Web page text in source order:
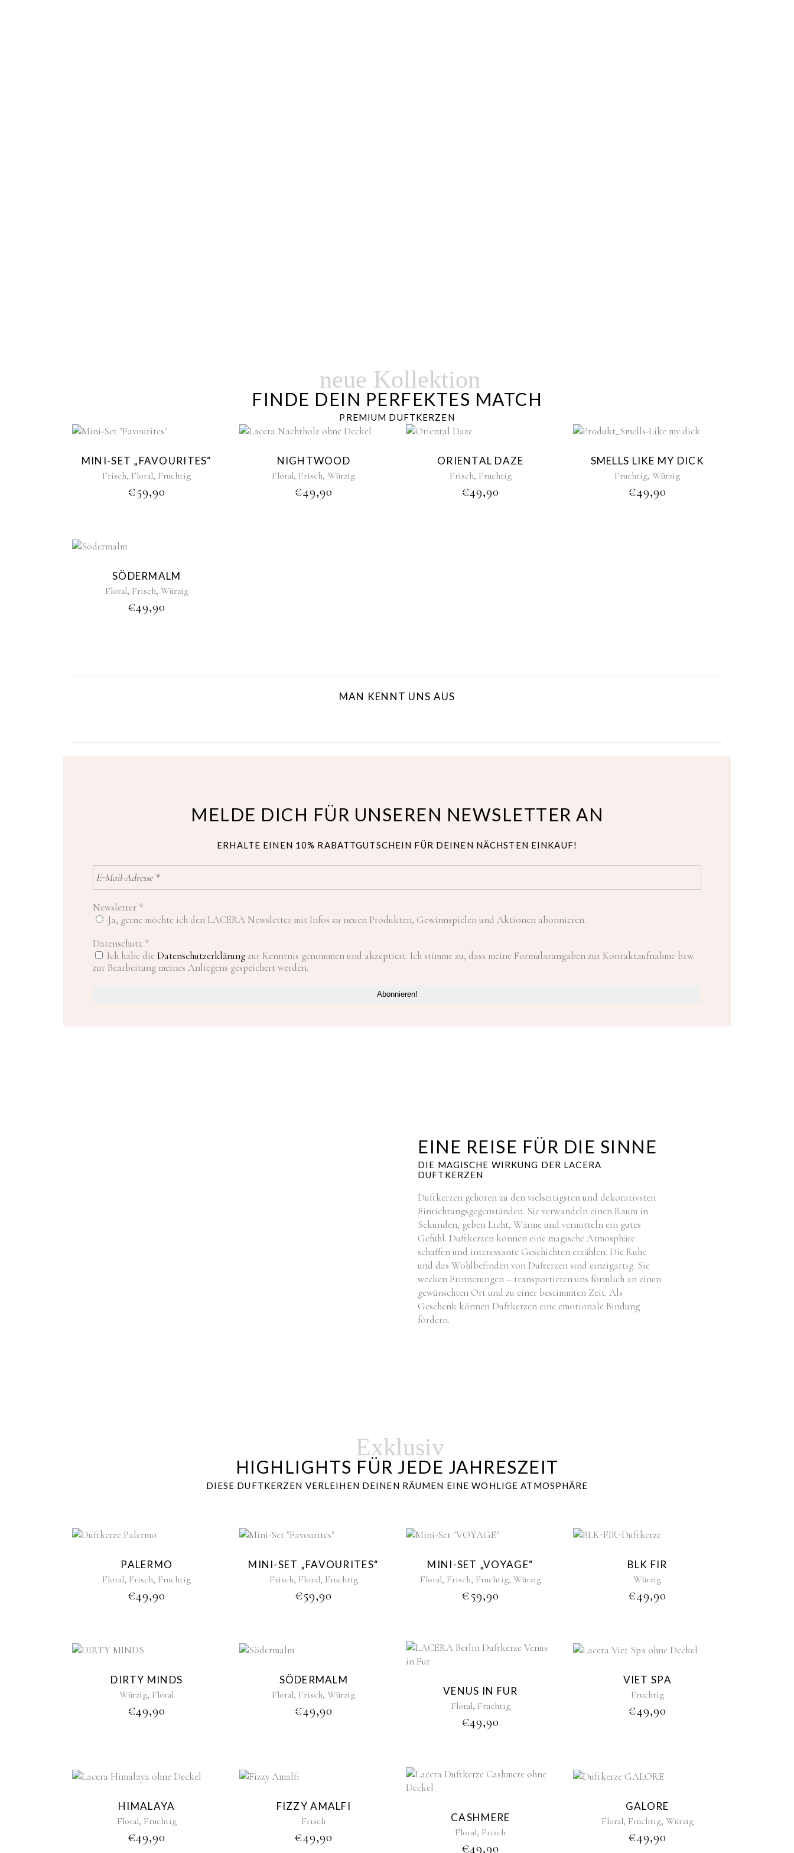
neue Kollektion
FINDE DEIN PERFEKTES MATCH
PREMIUM DUFTKERZEN
MINI-SET „FAVOURITES“
Frisch, Floral, Fruchtig
€59,90
NIGHTWOOD
Floral, Frisch,Würzig
€49,90
ORIENTAL DAZE
Frisch, Fruchtig
€49,90
SMELLS LIKE MY DICK
Fruchtig,Würzig
€49,90
SÖDERMALM
Floral, Frisch, Würzig
€49,90
MAN KENNT UNS AUS
MELDE DICH FÜR UNSEREN NEWSLETTER AN
ERHALTE EINEN 10% RABATTGUTSCHEIN FÜR DEINEN NÄCHSTEN EINKAUF!
Newsletter *
Ja, gerne möchte ich den LACERA Newsletter mit Infos zu neuen Produkten, Gewinnspielen und Aktionen abonnieren.
Datenschutz *
Ich habe die Datenschutzerklärungzur Kenntnis genommen und akzeptiert. Ich stimme zu, dass meine Formularangaben zur Kontaktaufnahme bzw.
zur Bearbeitung meines Anliegens gespeichert werden.
EINE REISE FÜR DIE SINNE
DIE MAGISCHE WIRKUNG DER LACERA
DUFTKERZEN
Duftkerzen gehören zu den vielseitigsten und dekorativsten
Einrichtungsgegenständen. Sie verwandeln einen Raum in
Sekunden, geben Licht, Wärme und vermitteln ein gutes
Gefühl. Duftkerzen können eine magische Atmosphäre
schaffen und interessante Geschichten erzählen. Die Ruhe
und das Wohlbefinden von Dufterzen sind einzigartig. Sie
wecken Erinnerungen – transportieren uns förmlich an einen
gewünschten Ort und zu einer bestimmten Zeit. Als
Geschenk können Duftkerzen eine emotionale Bindung
fördern.
Exklusiv
HIGHLIGHTS FÜR JEDE JAHRESZEIT
DIESE DUFTKERZEN VERLEIHEN DEINEN RÄUMEN EINE WOHLIGE ATMOSPHÄRE
PALERMO
Floral, Frisch, Fruchtig
€49,90
MINI-SET „FAVOURITES“
Frisch, Floral, Fruchtig
€59,90
MINI-SET „VOYAGE“
Floral, Frisch, Fruchtig, Würzig
€59,90
BLK FIR
Würzig
€49,90
DIRTY MINDS
Würzig, Floral
€49,90
SÖDERMALM
Floral, Frisch,Würzig
€49,90
VENUS IN FUR
Floral, Fruchtig
€49,90
VIET SPA
Fruchtig
€49,90
HIMALAYA
Floral, Fruchtig
€49,90
FIZZY AMALFI
Frisch
€49,90
CASHMERE
Floral, Frisch
€49,90
GALORE
Floral, Fruchtig, Würzig
€49,90